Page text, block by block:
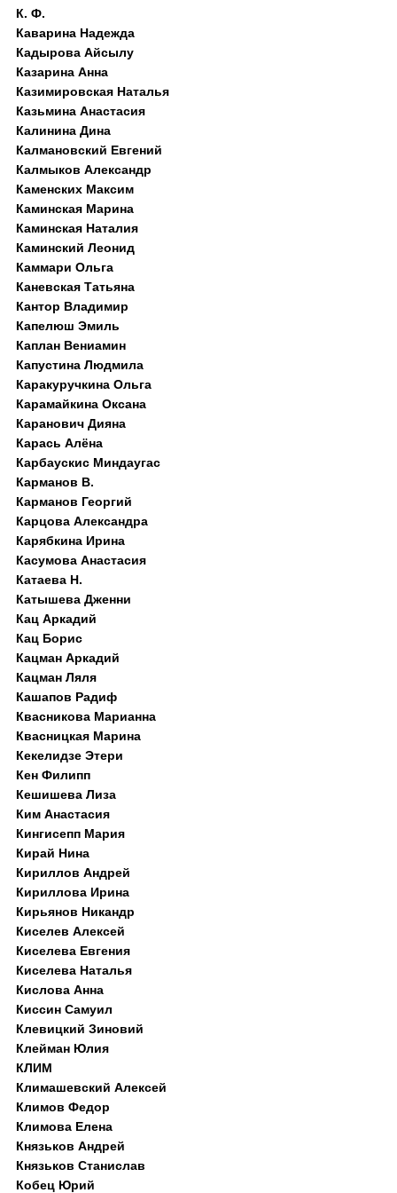
К. Ф.
Каварина Надежда
Кадырова Айсылу
Казарина Анна
Казимировская Наталья
Казьмина Анастасия
Калинина Дина
Калмановский Евгений
Калмыков Александр
Каменских Максим
Каминская Марина
Каминская Наталия
Каминский Леонид
Каммари Ольга
Каневская Татьяна
Кантор Владимир
Капелюш Эмиль
Каплан Вениамин
Капустина Людмила
Каракуручкина Ольга
Карамайкина Оксана
Каранович Дияна
Карась Алёна
Карбаускис Миндаугас
Карманов В.
Карманов Георгий
Карцова Александра
Карябкина Ирина
Касумова Анастасия
Катаева Н.
Катышева Дженни
Кац Аркадий
Кац Борис
Кацман Аркадий
Кацман Ляля
Кашапов Радиф
Квасникова Марианна
Квасницкая Марина
Кекелидзе Этери
Кен Филипп
Кешишева Лиза
Ким Анастасия
Кингисепп Мария
Кирай Нина
Кириллов Андрей
Кириллова Ирина
Кирьянов Никандр
Киселев Алексей
Киселева Евгения
Киселева Наталья
Кислова Анна
Киссин Самуил
Клевицкий Зиновий
Клейман Юлия
КЛИМ
Климашевский Алексей
Климов Федор
Климова Елена
Князьков Андрей
Князьков Станислав
Кобец Юрий